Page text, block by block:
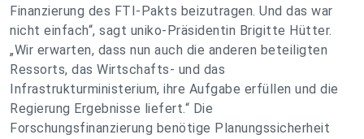
Finanzierung des FTI-Pakts beizutragen. Und das war
nicht einfach“, sagt uniko-Präsidentin Brigitte Hütter.
„Wir erwarten, dass nun auch die anderen beteiligten
Ressorts, das Wirtschafts- und das
Infrastrukturministerium, ihre Aufgabe erfüllen und die
Regierung Ergebnisse liefert.“ Die
Forschungsfinanzierung benötige Planungssicherheit